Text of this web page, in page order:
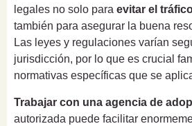
legales no solo para evitar el
también para asegurar la buena
Las leyes y regulaciones varían
jurisdicción, por lo que es crucial
normativas específicas que se
Trabajar con una agencia de
autorizada puede facilitar